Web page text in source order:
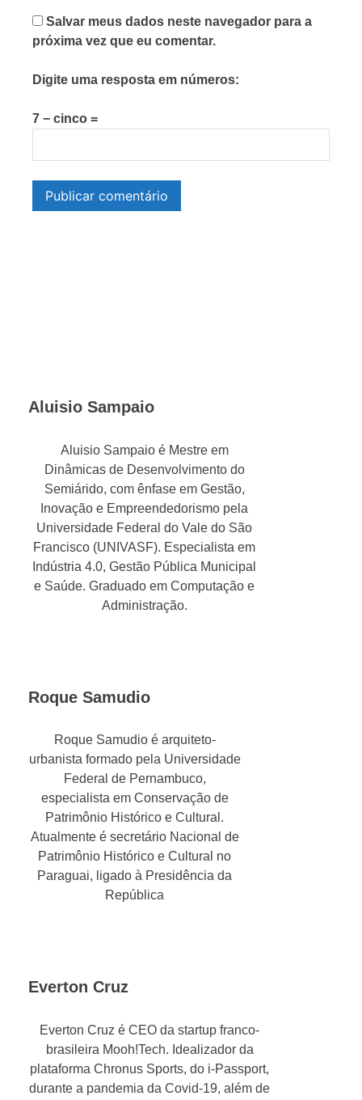
Salvar meus dados neste navegador para a
próxima vez que eu comentar.
Digite uma resposta em números:
7 − cinco =
Aluisio Sampaio
Aluisio Sampaio é Mestre em
Dinâmicas de Desenvolvimento do
Semiárido, com ênfase em Gestão,
Inovação e Empreendedorismo pela
Universidade Federal do Vale do São
Francisco (UNIVASF). Especialista em
Indústria 4.0, Gestão Pública Municipal
e Saúde. Graduado em Computação e
Administração.
Roque Samudio
Roque Samudio é arquiteto-
urbanista formado pela Universidade
Federal de Pernambuco,
especialista em Conservação de
Patrimônio Histórico e Cultural.
Atualmente é secretário Nacional de
Patrimônio Histórico e Cultural no
Paraguai, ligado à Presidência da
República
Everton Cruz
Everton Cruz é CEO da startup franco-
brasileira Mooh!Tech. Idealizador da
plataforma Chronus Sports, do i-Passport,
durante a pandemia da Covid-19, além de